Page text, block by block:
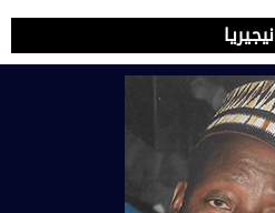
نيجيريا